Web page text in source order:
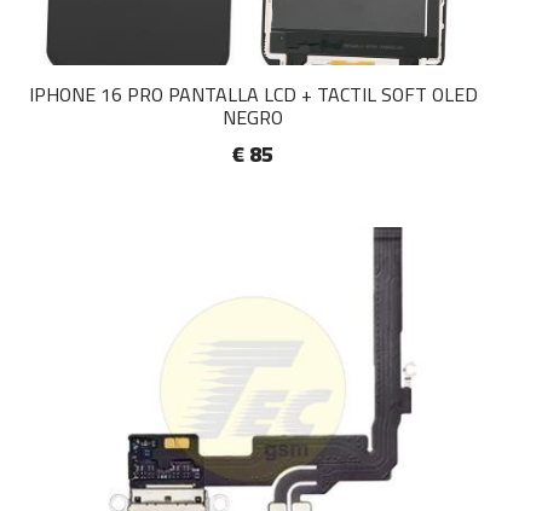
IPHONE 16 PRO PANTALLA LCD + TACTIL SOFT OLED
NEGRO
€ 85